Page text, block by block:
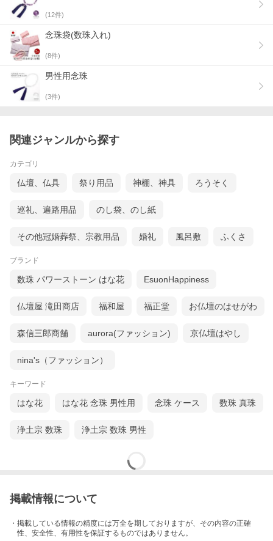
配送サービスチケット
■ ご自宅で試着できます(500円で2着まで) ＞
お急ぎの方に！翌日配送サービス
■ 関東地区に翌日配送(500円) ＞
■ 四国・東海3県地区に翌日配送(500円) ＞
(12件)
念珠袋(数珠入れ)
(8件)
男性用念珠
(3件)
関連ジャンルから探す
カテゴリ
仏壇、仏具 祭り用品 神棚、神具 ろうそく
巡礼、遍路用品 のし袋、のし紙
その他冠婚葬祭、宗教用品 婚礼 風呂敷 ふくさ
ブランド
数珠 パワーストーン はな花 EsuonHappiness
仏壇屋 滝田商店 福和屋 福正堂 お仏壇のはせがわ
森信三郎商舗 aurora(ファッション) 京仏壇はやし
nina's（ファッション）
キーワード
はな花 はな花 念珠 男性用 念珠 ケース 数珠 真珠
浄土宗 数珠 浄土宗 数珠 男性
掲載情報について
・掲載している情報の精度には万全を期しておりますが、その内容の正確
性、安全性、有用性を保証するものではありません。